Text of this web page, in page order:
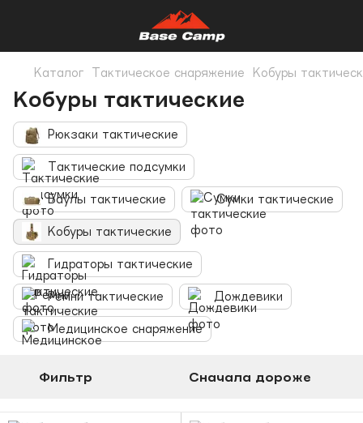
Каталог Тактическое снаряжение Кобуры
Кобуры тактические
Рюкзаки тактические
Тактические подсумки
Баулы тактические Сумки тактические
Кобуры тактические
Гидраторы тактические
Ремни тактические Дождевики
Медицинское снаряжение
Фильтр Сначала дороже